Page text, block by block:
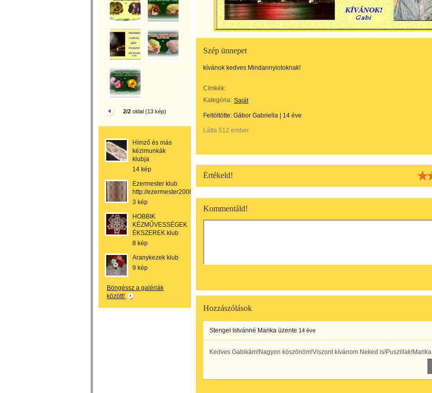
2/2 oldal (13 kép)
Hímző és más
kézimunkák
klubja
14 kép
Ezermester klub
http://ezermester2008.network.hu/
3 kép
HOBBIK
KÉZMŰVESSÉGEK
ÉKSZEREK klub
8 kép
Aranykezek klub
9 kép
Böngéssz a galériák
között!
Szép ünnepet
kívánok kedves Mindannyiotoknak!
Címkék:
Kategória: Saját
Feltöltötte: Gábor Gabriella 14 éve
Látta 512 ember.
Értékeld!
Kommentáld!
Hozzászólások
Stengel Istvánné Marika üzente 14 éve
Kedves Gabikám!Nagyon köszönöm!Viszont kívánom Neked is!Puszillak!Marika